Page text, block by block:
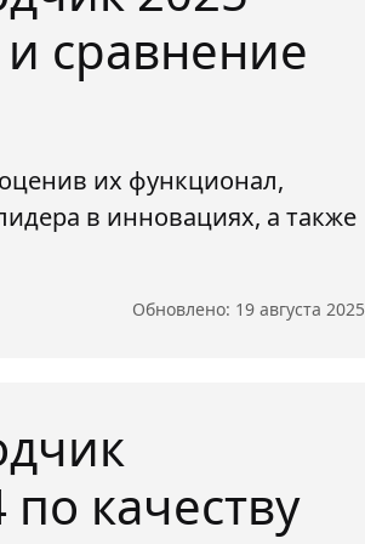
сравнение
их функционал,
в инновациях, а также
Обновлено: 19 августа 2025
качеству